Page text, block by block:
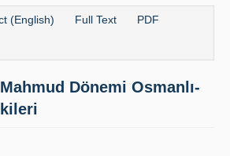
(English) Full Text PDF
Dönemi Osmanlı-